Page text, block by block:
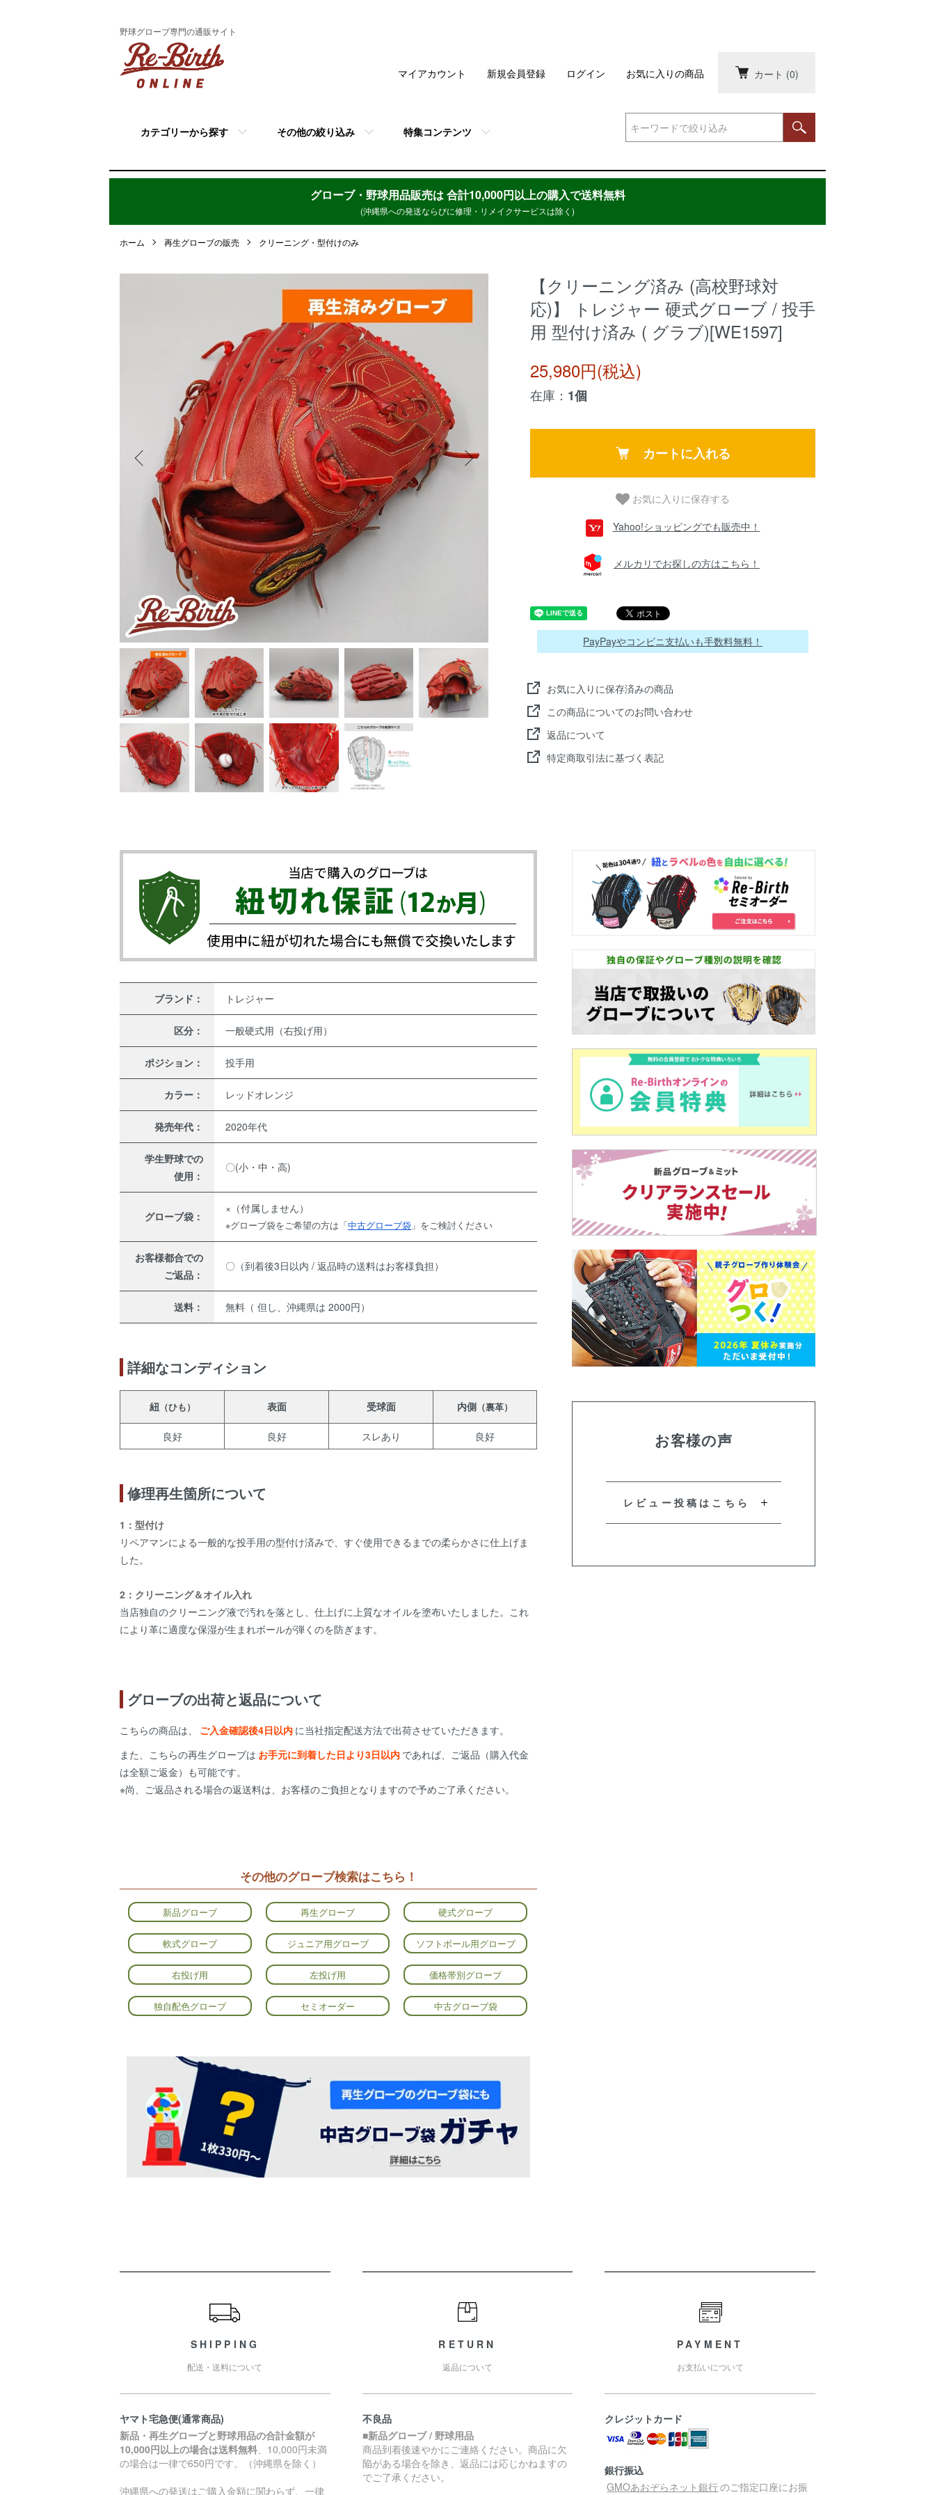
野球グローブ専門の通販サイト
カート (0)
カテゴリーから探す その他の絞り込み 特集コンテンツ
マイアカウント 新規会員登録 ログイン お気に入りの商品
グローブ・野球用品販売は合計10,000円以上の購入で送料無料
(沖縄県への発送ならびに修理・リメイクサービスは除く)
ホーム 再生グローブの販売 クリーニング・型付けのみ
【クリーニング済み (高校野球対
応)】 トレジャー 硬式グローブ / 投手
用 型付け済み ( グラブ)[WE1597]
25,980円(税込)
在庫： 1個
カートに入れる
お気に入りに保存する
Yahoo!ショッピングでも販売中！
メルカリでお探しの方はこちら！
PayPayやコンビニ支払いも手数料無料！
お気に入りに保存済みの商品
この商品についてのお問い合わせ
返品について
特定商取引法に基づく表記
ブランド： トレジャー
区分： 一般硬式用（右投げ用）
ポジション： 投手用
カラー： レッドオレンジ
発売年代： 2020年代
学生野球での
使用：
〇(小・中・高)
グローブ袋：
×（付属しません）
※グローブ袋をご希望の方は「中古グローブ袋 」をご検討ください
お客様都合での
ご返品：
〇（到着後3日以内 / 返品時の送料はお客様負担）
送料： 無料（ 但し、沖縄県は 2000円）
詳細なコンディション
紐（ひも） 表面 受球面 内側 （裏革）
良好 良好 スレあり 良好
修理再生箇所について
1：型付け
リペアマンによる一般的な投手用の型付け済みで、すぐ使用できるまでの柔らかさに仕上げま
した。
2：クリーニング＆オイル入れ
当店独自のクリーニング液で汚れを落とし、仕上げに上質なオイルを塗布いたしました。これ
により革に適度な保湿が生まれボールが弾くのを防ぎます。
グローブの出荷と返品について
こちらの商品は、 ご入金確認後4日以内 に当社指定配送方法で出荷させていただきます。
また、こちらの再生グローブは お手元に到着した日より3日以内 であれば、ご返品（購入代金
は全額ご返金）も可能です。
※尚、ご返品される場合の返送料は、お客様のご負担となりますので予めご了承ください。
その他のグローブ検索はこちら！
新品グローブ 再生グローブ 硬式グローブ
軟式グローブ ジュニア用グローブ ソフトボール用グローブ
右投げ用 左投げ用 価格帯別グローブ
独自配色グローブ セミオーダー 中古グローブ袋
お客様の声
レビュー投稿はこちら
SHIPPING
配送・送料について
ヤマト宅急便(通常商品)
新品・再生グローブと野球用品の合計金額が
10,000円以上の場合は送料無料、10,000円未満
の場合は一律で650円です。（沖縄県を除く）
沖縄県への発送はご購入金額に関わらず、一律
RETURN
返品について
不良品
■新品グローブ / 野球用品
商品到着後速やかにご連絡ください。商品に欠
陥がある場合を除き、返品には応じかねますの
でご了承ください。
PAYMENT
お支払いについて
クレジットカード
銀行振込
GMOあおぞらネット銀行のご指定口座にお振